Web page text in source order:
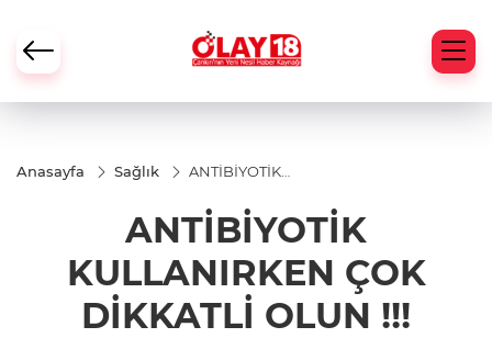
Anasayfa Sağlık
ANTİBİYOTİK
ÇOK DİKKATLİ
OLUN !!!
ANTİBİYOTİK
KULLANIRKEN ÇOK
DİKKATLİ OLUN !!!